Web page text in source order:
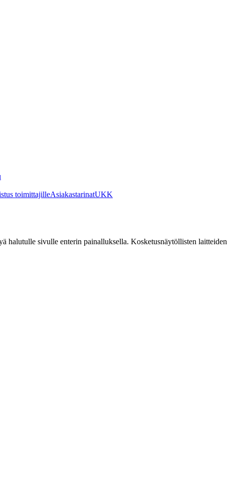
toimittajilleAsiakastarinatUKK
halutulle sivulle enterin painalluksella. Kosketusnäytöllisten